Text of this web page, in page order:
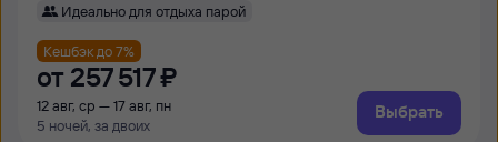
Идеально для отдыха парой
Кешбэк до 7%
от 257 ⁠517 ⁠₽
12 авг, ср — 17 авг, пн
5 ночей, за двоих
Выбрать